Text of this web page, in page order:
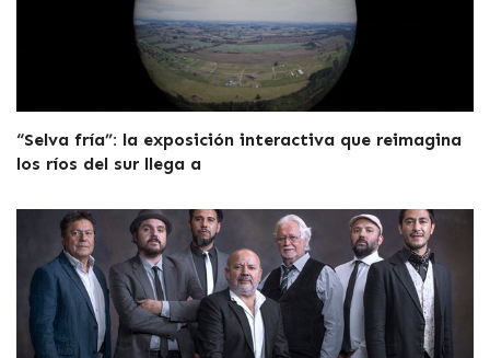
“Selva fría”: la exposición interactiva que reimagina
los ríos del sur llega a